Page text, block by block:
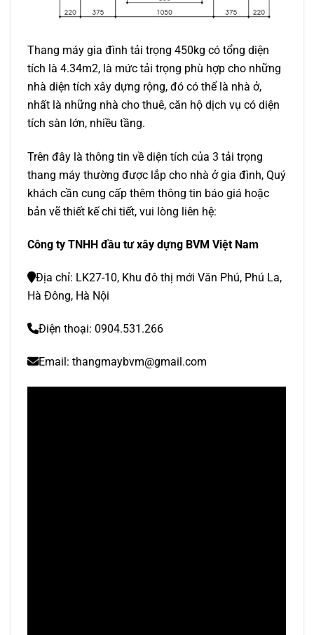
Thang máy gia đình tải trọng 450kg có tổng diện
tích là 4.34m2, là mức tải trọng phù hợp cho những
nhà diện tích xây dựng rộng, đó có thể là nhà ở,
nhất là những nhà cho thuê, căn hộ dịch vụ có diện
tích sàn lớn, nhiều tầng.
Trên đây là thông tin về diện tích của 3 tải trọng
thang máy thường được lắp cho nhà ở gia đình, Quý
khách cần cung cấp thêm thông tin báo giá hoặc
bản vẽ thiết kế chi tiết, vui lòng liên hệ:
Công ty TNHH đầu tư xây dựng BVM Việt Nam
Địa chỉ: LK27-10, Khu đô thị mới Văn Phú, Phú La,
Hà Đông, Hà Nội
Điện thoại: 0904.531.266
Email:thangmaybvm@gmail.com